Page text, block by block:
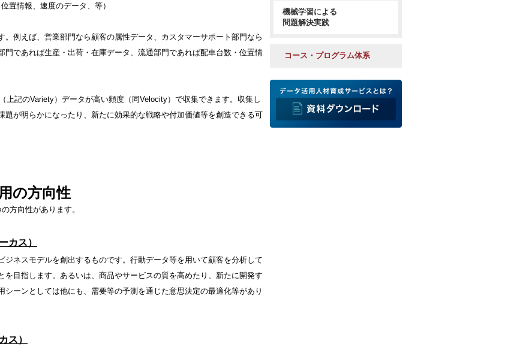
情報、速度のデータ、等）
例えば、営業部門なら顧客の属性データ、カスタマーサポート部門なら
門であれば生産・出荷・在庫データ、流通部門であれば配車台数・位置情
上記のVariety）データが高い頻度（同Velocity）で収集できます。収集し
題が明らかになったり、新たに効果的な戦略や付加価値等を創造できる可
の方向性
方向性があります。
カス）
ネスモデルを創出するものです。行動データ等を用いて顧客を分析して
目指します。あるいは、商品やサービスの質を高めたり、新たに開発す
ーンとしては他にも、需要等の予測を通じた意思決定の最適化等があり
ス）
機械学習による
問題解決実践
コース・プログラム体系